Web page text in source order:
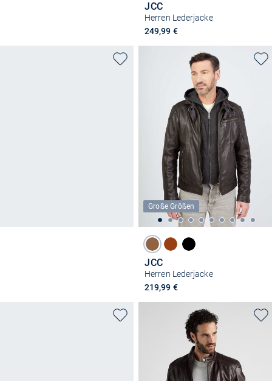
JCC
Herren Lederjacke
249,99 €
Große Größen
JCC
Herren Lederjacke
219,99 €